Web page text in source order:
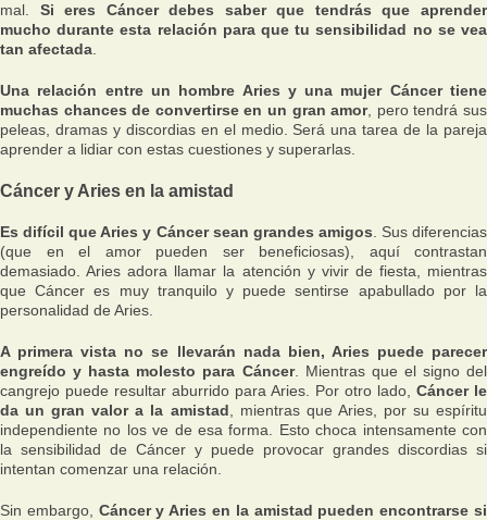
mal. Si eres Cáncer debes saber que tendrás que aprender
mucho durante esta relación para que tu sensibilidad no se vea
tan afectada
Una relación entre un hombre Aries y una mujer Cáncer tiene
muchas chances de convertirse en un gran amor, pero tendrá sus
peleas, dramas y discordias en el medio. Será una tarea de la pareja
aprender a lidiar con estas cuestiones y superarlas.
Cáncer y Aries en la amistad
Es difícil que Aries y Cáncer sean grandes amigos . Sus diferencias
(que en el amor pueden ser beneficiosas), aquí contrastan
demasiado. Aries adora llamar la atención y vivir de fiesta, mientras
que Cáncer es muy tranquilo y puede sentirse apabullado por la
personalidad de Aries.
A primera vista no se llevarán nada bien, Aries puede parecer
engreído y hasta molesto para Cáncer. Mientras que el signo del
cangrejo puede resultar aburrido para Aries. Por otro lado, Cáncer le
da un gran valor a la amistad , mientras que Aries, por su espíritu
independiente no los ve de esa forma. Esto choca intensamente con
la sensibilidad de Cáncer y puede provocar grandes discordias si
intentan comenzar una relación.
Sin embargo, Cáncer y Aries en la amistad pueden encontrarse si